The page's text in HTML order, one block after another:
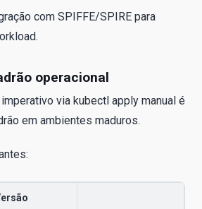
com SPIFFE/SPIRE para
operacional
via kubectl apply manual é
em ambientes maduros.